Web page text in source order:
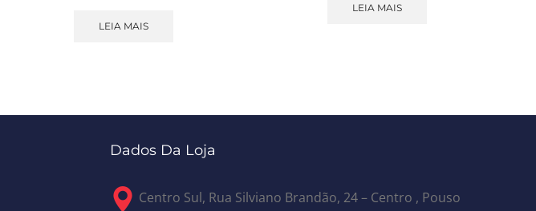
LEIA MAIS
LEIA MAIS
Dados Da Loja
Centro Sul, Rua Silviano Brandão, 24 – Centro , Pouso